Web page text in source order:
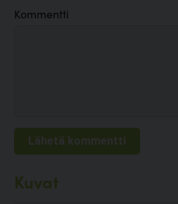
Kommentti
Kuvat